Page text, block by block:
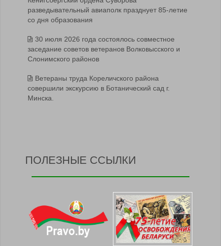
разведывательный авиаполк празднует 85-летие
со дня образования
30 июля 2026 года состоялось совместное
заседание советов ветеранов Волковысского и
Слонимского районов
Ветераны труда Кореличского района
совершили экскурсию в Ботанический сад г.
Минска.
ПОЛЕЗНЫЕ ССЫЛКИ